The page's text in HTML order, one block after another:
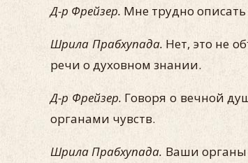
Д-р Фрейзер. Мне трудно
Шрила Прабхупада. Нет, это не
речи о духовном знании.
Д-р Фрейзер. Говоря о вечной
органами чувств.
Шрила Прабхупада. Ваши органы